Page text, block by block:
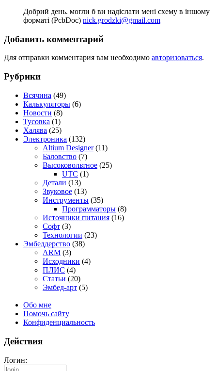
Добрий день. могли б ви надіслати мені схему в іншому
форматі (PcbDoc) nick.grodzki@gmail.com
Добавить комментарий
Для отправки комментария вам необходимо авторизоваться.
Рубрики
Всячина (49)
Калькуляторы (6)
Новости (8)
Тусовка (1)
Халява (25)
Электроника (132)
Altium Designer(11)
Баловство (7)
Высоковольтное (25)
UTC (1)
Детали (13)
Звуковое (13)
Инструменты (35)
Программаторы (8)
Источники питания (16)
Софт (3)
Технологии (23)
Эмбеддерство (38)
ARM (3)
Исходники (4)
ПЛИС (4)
Статьи (20)
Эмбед-арт (5)
Обо мне
Помочь сайту
Конфиденциальность
Действия
Логин: